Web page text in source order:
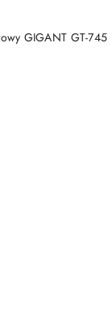
GIGANT GT-745